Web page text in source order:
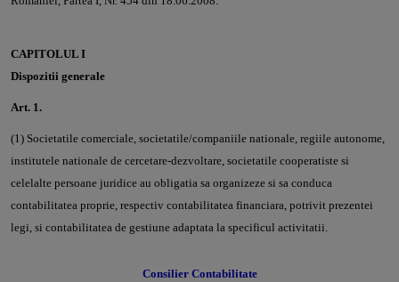
CAPITOLUL I
Dispozitii generale
Art. 1.
(1) Societatile comerciale, societatile/companiile nationale, regiile autonome,
institutele nationale de cercetare-dezvoltare, societatile cooperatiste si
celelalte persoane juridice au obligatia sa organizeze si sa conduca
contabilitatea proprie, respectiv contabilitatea financiara, potrivit prezentei
legi, si contabilitatea de gestiune adaptata la specificul activitatii.
Consilier Contabilitate